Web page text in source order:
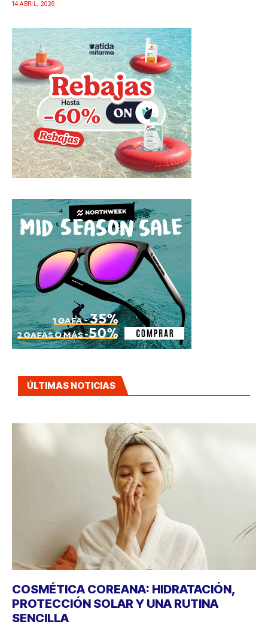
14 ABRIL, 2026
ÚLTIMAS NOTICIAS
COSMÉTICA COREANA: HIDRATACIÓN,
PROTECCIÓN SOLAR Y UNA RUTINA
SENCILLA